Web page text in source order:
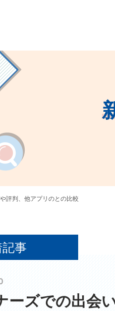
評判、他アプリのとの比較
事
ーズでの出会